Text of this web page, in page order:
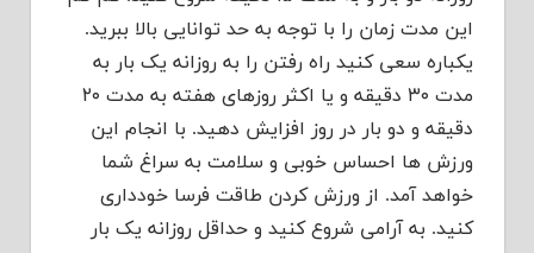
این مدت زمان را با توجه به حد توانایی بالا ببرید.
یکباره سعی کنید راه رفتن را به روزانه یک بار به
مدت ۳۰ دقیقه و یا اکثر روزهای هفته به مدت ۲۰
دقیقه و دو بار در روز افزایش دهید. با انجام این
ورزش ها احساس خوبی و سلامت به سراغ شما
خواهد آمد. از ورزش کردن طاقت فرسا خودداری
کنید. به آرامی شروع کنید و حداقل روزانه یک بار